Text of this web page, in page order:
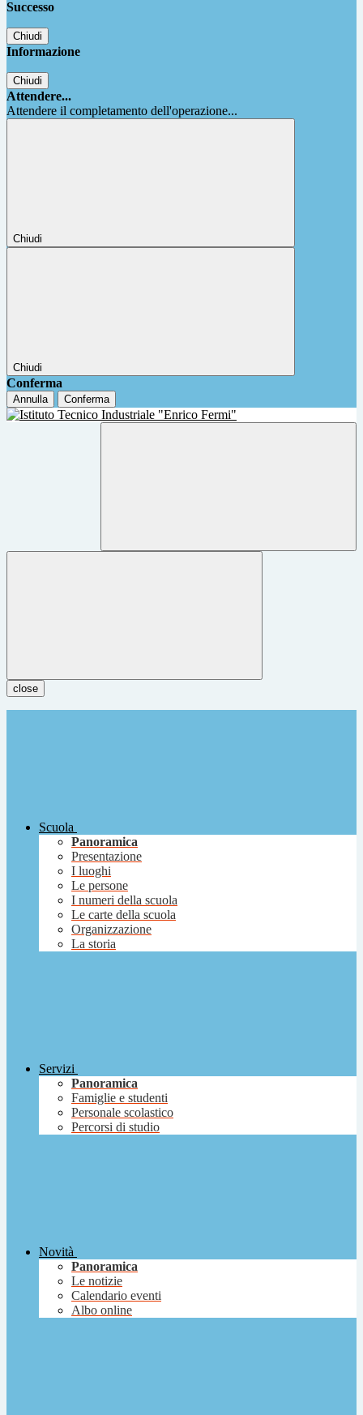
Successo
Chiudi
Informazione
Chiudi
Attendere...
Attendere il completamento dell'operazione...
Chiudi
Chiudi
Conferma
Annulla Conferma
close
Scuola
Panoramica
Presentazione
I luoghi
Le persone
I numeri della scuola
Le carte della scuola
Organizzazione
La storia
Servizi
Panoramica
Famiglie e studenti
Personale scolastico
Percorsi di studio
Novità
Panoramica
Le notizie
Calendario eventi
Albo online